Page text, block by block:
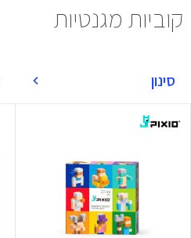
קוביות מגנטיות
סינון